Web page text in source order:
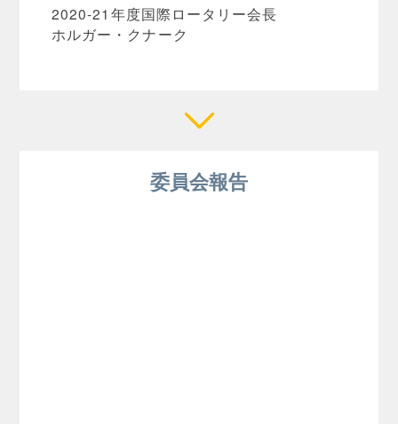
2020-21年度国際ロータリー会長
ホルガー・クナーク
委員会報告